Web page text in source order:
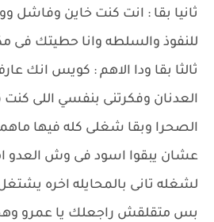
ثانيا بقا : انت كنت خاين وفاشل
للنفوذ والسلطه وانا حطيتك فى
ثالثا بقا ودا الاهم : كويس انك
العدنان وفكرتنى بنفسي اللى
الصحرا وبقا شغلى كله فيها ماهما
عشان يبقوا اسود فى وش العدو
لشغله تانى بالمحايله اخره
بس متقلقش راجعلك يا عمرو